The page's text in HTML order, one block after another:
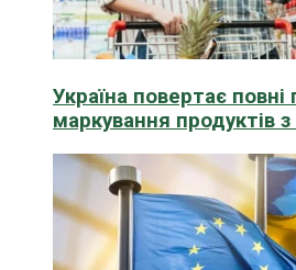
Україна повертає повні
маркування продуктів